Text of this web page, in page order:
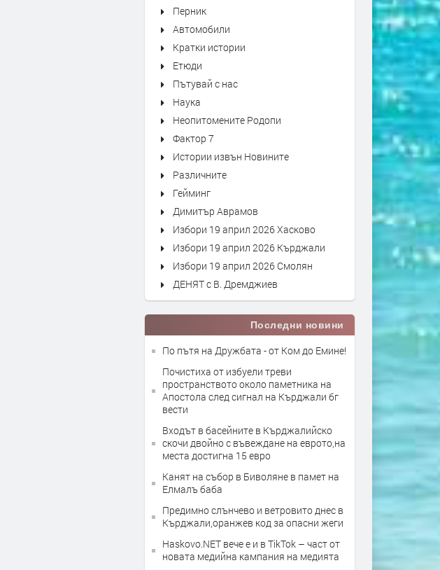
Перник
Автомобили
Кратки истории
Етюди
Пътувай с нас
Наука
Неопитомените Родопи
Фактор 7
Истории извън Новините
Различните
Гейминг
Димитър Аврамов
Избори 19 април 2026 Хасково
Избори 19 април 2026 Кърджали
Избори 19 април 2026 Смолян
ДЕНЯТ с В. Дремджиев
Последни новини
По пътя на Дружбата - от Ком до Емине!
Почистиха от избуели треви
пространството около паметника на
Апостола след сигнал на Кърджали бг
вести
Входът в басейните в Кърджалийско
скочи двойно с въвеждане на еврото,на
места достигна 15 евро
Канят на събор в Биволяне в памет на
Елмалъ баба
Предимно слънчево и ветровито днес в
Кърджали,оранжев код за опасни жеги
Haskovo.NET вече е и в TikTok – част от
новата медийна кампания на медията